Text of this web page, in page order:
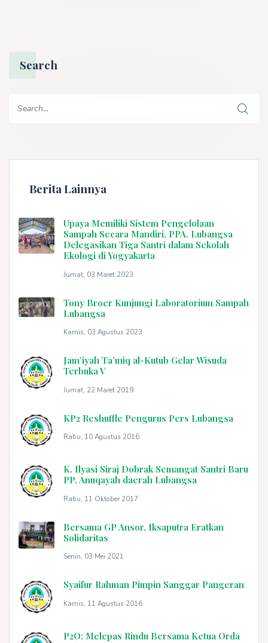
Search
Berita Lainnya
Upaya Memiliki Sistem Pengelolaan
Sampah Secara Mandiri, PPA. Lubangsa
Delegasikan Tiga Santri dalam Sekolah
Ekologi di Yogyakarta
Jumat, 03 Maret 2023
Tony Broer Kunjungi Laboratorium Sampah
Lubangsa
Kamis, 03 Agustus 2023
Jam’iyah Ta’miq al-Kutub Gelar Wisuda
Terbuka V
Jumat, 22 Maret 2019
KP2 Reshuffle Pengurus Pers Lubangsa
Rabu, 10 Agustus 2016
K. Ilyasi Siraj Dobrak Semangat Santri Baru
PP. Anuqayah daerah Lubangsa
Rabu, 11 Oktober 2017
Bersama GP Ansor, Iksaputra Eratkan
Solidaritas
Senin, 03 Mei 2021
Syaifur Rahman Pimpin Sanggar Pangeran
Kamis, 11 Agustus 2016
P2O; Melepas Rindu Bersama Ketua Orda